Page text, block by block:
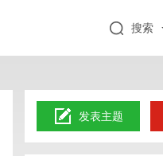
搜索
发表主题